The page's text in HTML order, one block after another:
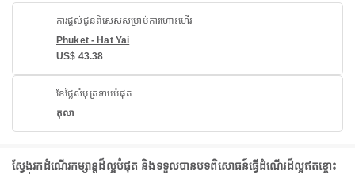
ការផ្តល់ជូនពិសេសសម្រាប់ការហោះហើរ
Phuket - Hat Yai
US$ 43.38
ខែថ្លៃសំបុត្រទាបបំផុត
តុលា
ស្វែងរកដំណើរកម្សាន្តដ៏ល្អបំផុត និងទទួលបានបទពិសោធន៍ធ្វើដំណើរដ៏ល្អឥតខ្ចោះ